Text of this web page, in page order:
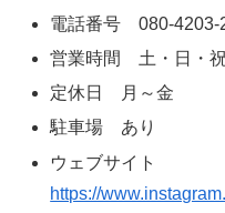
電話番号 080-4203-
営業時間 土・日・
定休日 月～金
駐車場 あり
ウェブサイト
https://